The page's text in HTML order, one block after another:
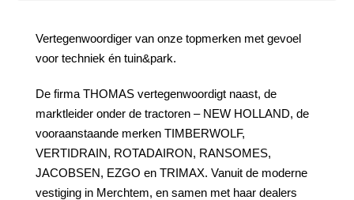
Vertegenwoordiger van onze topmerken met gevoel
voor techniek én tuin&park.
De firma THOMAS vertegenwoordigt naast, de
marktleider onder de tractoren – NEW HOLLAND, de
vooraanstaande merken TIMBERWOLF,
VERTIDRAIN, ROTADAIRON, RANSOMES,
JACOBSEN, EZGO en TRIMAX. Vanuit de moderne
vestiging in Merchtem, en samen met haar dealers